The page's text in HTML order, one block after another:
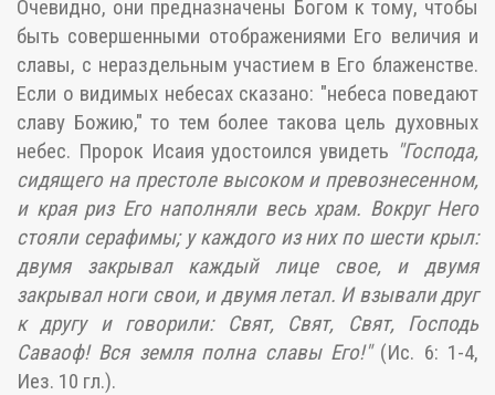
Очевидно, они предназначены Богом к тому, чтобы
быть совершенными отображениями Его величия и
славы, с нераздельным участием в Его блаженстве.
Если о видимых небесах сказано: "небеса поведают
славу Божию," то тем более такова цель духовных
небес. Пророк Исаия удостоился увидеть "Господа,
сидящего на престоле высоком и превознесенном,
и края риз Его наполняли весь храм. Вокруг Него
стояли серафимы; у каждого из них по шести крыл:
двумя закрывал каждый лице свое, и двумя
закрывал ноги свои, и двумя летал. И взывали друг
к другу и говорили: Свят, Свят, Свят, Господь
Саваоф! Вся земля полна славы Его!"(Ис. 6: 1-4,
Иез. 10 гл.).